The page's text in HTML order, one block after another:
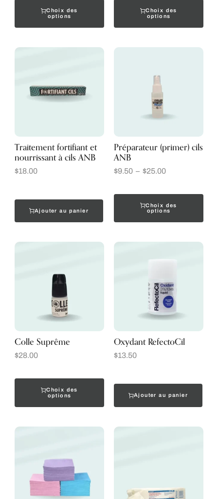
Choix des
options
Choix des
options
Traitement fortifiant et
nourrissant à cils ANB
$18.00
Ajouter au panier
Préparateur (primer) cils
ANB
$9.50 – $25.00
Choix des
options
Colle Suprême
$28.00
Choix des
options
Oxydant RefectoCil
$13.50
Ajouter au panier